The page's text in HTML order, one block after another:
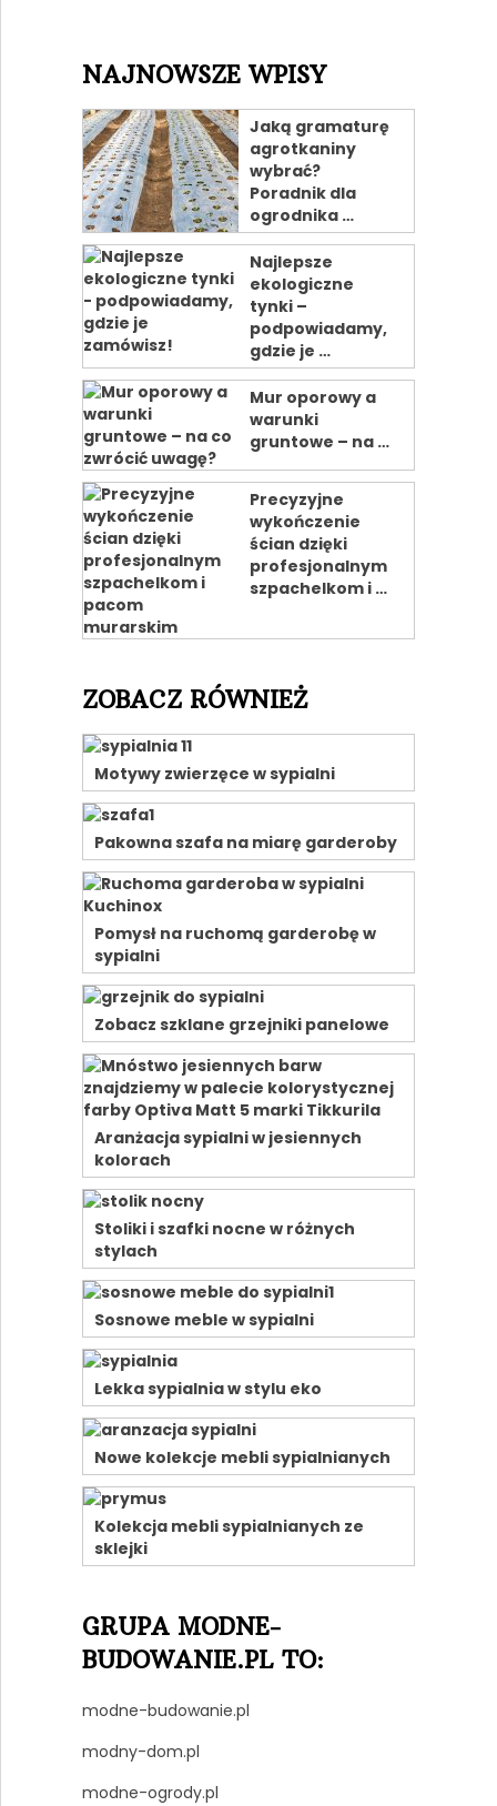
NAJNOWSZE WPISY
Jaką gramaturę
agrotkaniny
wybrać?
Poradnik dla
ogrodnika …
Najlepsze
ekologiczne
tynki –
podpowiadamy,
gdzie je …
Mur oporowy a
warunki
gruntowe – na …
Precyzyjne
wykończenie
ścian dzięki
profesjonalnym
szpachelkom i …
ZOBACZ RÓWNIEŻ
Motywy zwierzęce w sypialni
Pakowna szafa na miarę garderoby
Pomysł na ruchomą garderobę w
sypialni
Zobacz szklane grzejniki panelowe
Aranżacja sypialni w jesiennych
kolorach
Stoliki i szafki nocne w różnych
stylach
Sosnowe meble w sypialni
Lekka sypialnia w stylu eko
Nowe kolekcje mebli sypialnianych
Kolekcja mebli sypialnianych ze
sklejki
GRUPA MODNE-
BUDOWANIE.PL TO:
modne-budowanie.pl
modny-dom.pl
modne-ogrody.pl